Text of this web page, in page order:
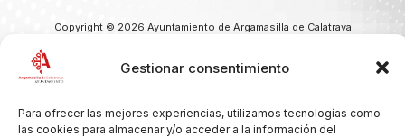
Gestionar consentimiento
Para ofrecer las mejores experiencias, utilizamos tecnologías como
las cookies para almacenar y/o acceder a la información del
Copyright © 2026 Ayuntamiento de Argamasilla de Calatrava